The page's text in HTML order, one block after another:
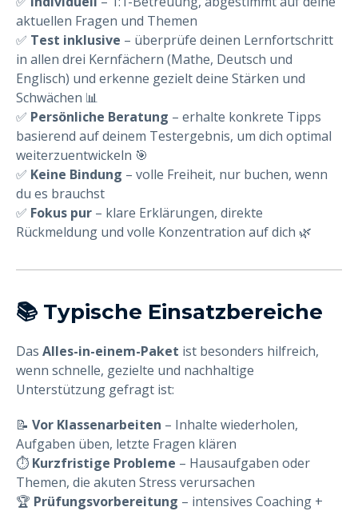
aktuellen Fragen und Themen
✅ Test inklusive – überprüfe deinen Lernfortschritt
in allen drei Kernfächern (Mathe, Deutsch und
Englisch) und erkenne gezielt deine Stärken und
Schwächen 📊
✅ Persönliche Beratung – erhalte konkrete Tipps
basierend auf deinem Testergebnis, um dich optimal
weiterzuentwickeln 🎯
✅ Keine Bindung – volle Freiheit, nur buchen, wenn
du es brauchst
✅ Fokus pur – klare Erklärungen, direkte
Rückmeldung und volle Konzentration auf dich 🌿
📚 Typische Einsatzbereiche
Das Alles-in-einem-Paket ist besonders hilfreich,
wenn schnelle, gezielte und nachhaltige
Unterstützung gefragt ist:
📝 Vor Klassenarbeiten – Inhalte wiederholen,
Aufgaben üben, letzte Fragen klären
⏱ Kurzfristige Probleme – Hausaufgaben oder
Themen, die akuten Stress verursachen
🏆 Prüfungsvorbereitung – intensives Coaching +